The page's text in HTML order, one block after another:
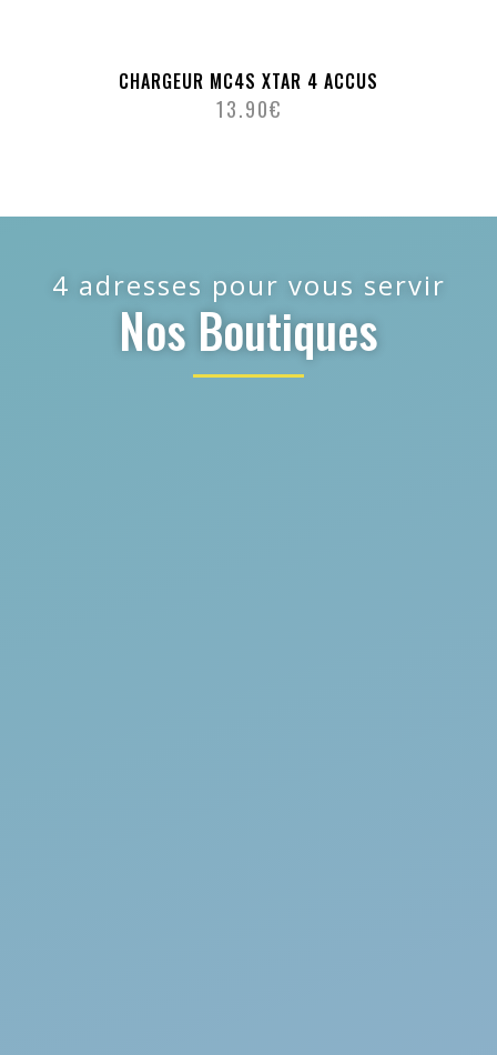
CHARGEUR MC4S XTAR 4 ACCUS
13.90€
4 adresses pour vous servir
Nos Boutiques